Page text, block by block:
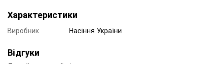
Характеристики
Виробник Насіння України
Відгуки